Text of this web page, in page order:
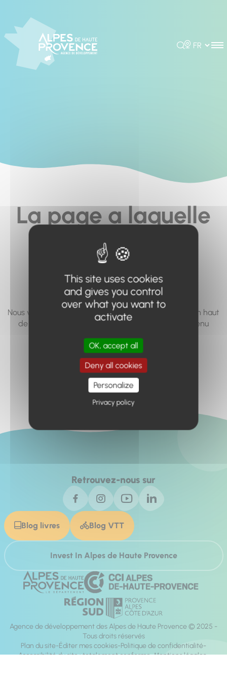
Rechercher
Choisir la
La page a laquelle
vous cherchez à
accéder n'existe
pas... ou plus.
Nous vous invitons à utiliser le moteur de recherche en haut
de page, ou à utiliser le menu pour trouver le contenu
Retour à l'accueil
Retrouvez-nous sur
Blog livres Blog VTT
Invest In Alpes de Haute Provence
Agence de développement des Alpes de Haute Provence © 2025 -
Tous droits réservés
Plan du site Éditer mes cookies Politique de confidentialité
Accessibilité du site : totalement conforme Mentions légales
This site uses cookies
and gives you control
over what you want to
activate
OK, accept all
Deny all cookies
Personalize
Privacy policy